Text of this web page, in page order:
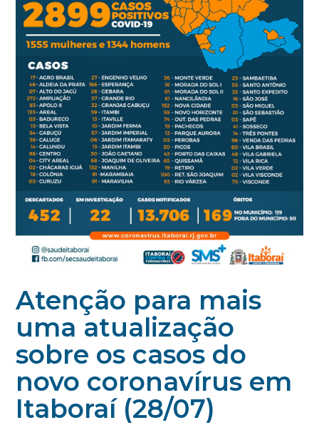
Atenção para mais
uma atualização
sobre os casos do
novo coronavírus em
Itaboraí (28/07)